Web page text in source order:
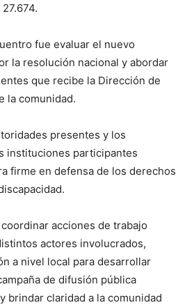
fue evaluar el nuevo
la resolución nacional y abordar
que recibe la Dirección de
la comunidad.
presentes y los
instituciones participantes
firme en defensa de los derechos
acciones de trabajo
actores involucrados,
a nivel local para desarrollar
de difusión pública
brindar claridad a la comunidad